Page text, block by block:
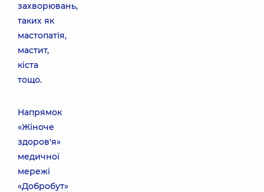
захворювань,
таких як
мастопатія,
мастит,
кіста
тощо.
Напрямок
«Жіноче
здоров'я»
медичної
мережі
«Добробут»